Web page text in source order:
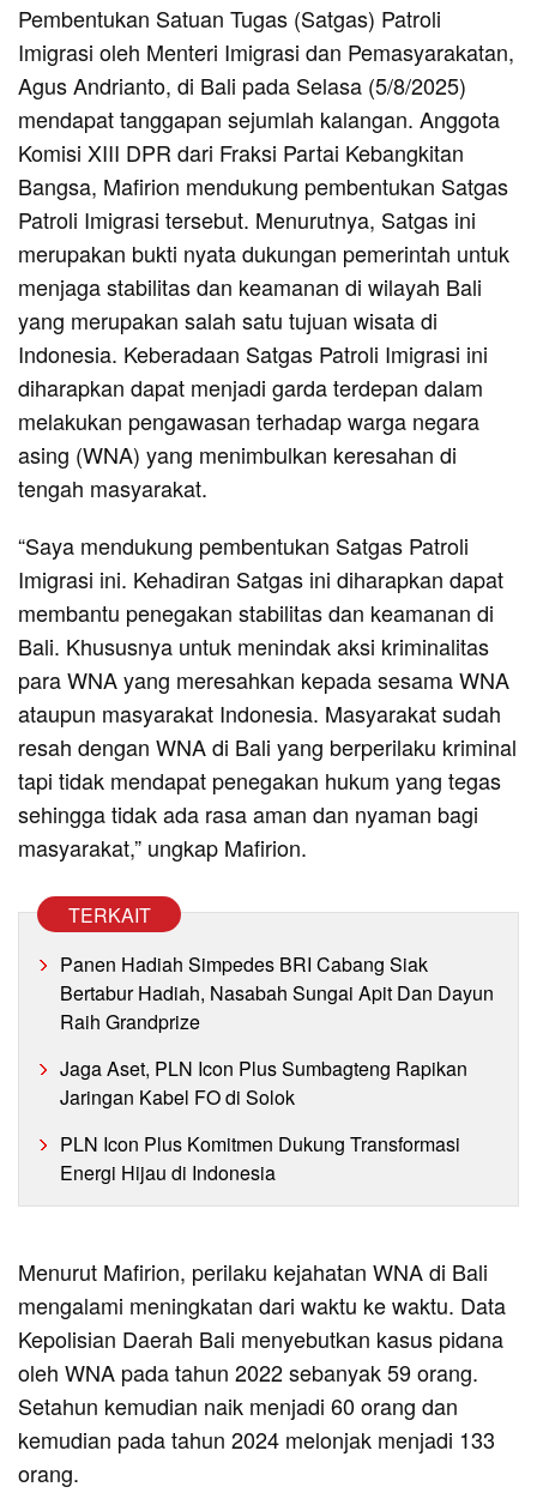
Pembentukan Satuan Tugas (Satgas) Patroli
Imigrasi oleh Menteri Imigrasi dan Pemasyarakatan,
Agus Andrianto, di Bali pada Selasa (5/8/2025)
mendapat tanggapan sejumlah kalangan. Anggota
Komisi XIII DPR dari Fraksi Partai Kebangkitan
Bangsa, Mafirion mendukung pembentukan Satgas
Patroli Imigrasi tersebut. Menurutnya, Satgas ini
merupakan bukti nyata dukungan pemerintah untuk
menjaga stabilitas dan keamanan di wilayah Bali
yang merupakan salah satu tujuan wisata di
Indonesia. Keberadaan Satgas Patroli Imigrasi ini
diharapkan dapat menjadi garda terdepan dalam
melakukan pengawasan terhadap warga negara
asing (WNA) yang menimbulkan keresahan di
tengah masyarakat.
“Saya mendukung pembentukan Satgas Patroli
Imigrasi ini. Kehadiran Satgas ini diharapkan dapat
membantu penegakan stabilitas dan keamanan di
Bali. Khususnya untuk menindak aksi kriminalitas
para WNA yang meresahkan kepada sesama WNA
ataupun masyarakat Indonesia. Masyarakat sudah
resah dengan WNA di Bali yang berperilaku kriminal
tapi tidak mendapat penegakan hukum yang tegas
sehingga tidak ada rasa aman dan nyaman bagi
masyarakat,” ungkap Mafirion.
TERKAIT
Panen Hadiah Simpedes BRI Cabang Siak
Bertabur Hadiah, Nasabah Sungai Apit Dan Dayun
Raih Grandprize
Jaga Aset, PLN Icon Plus Sumbagteng Rapikan
Jaringan Kabel FO di Solok
PLN Icon Plus Komitmen Dukung Transformasi
Energi Hijau di Indonesia
Menurut Mafirion, perilaku kejahatan WNA di Bali
mengalami meningkatan dari waktu ke waktu. Data
Kepolisian Daerah Bali menyebutkan kasus pidana
oleh WNA pada tahun 2022 sebanyak 59 orang.
Setahun kemudian naik menjadi 60 orang dan
kemudian pada tahun 2024 melonjak menjadi 133
orang.